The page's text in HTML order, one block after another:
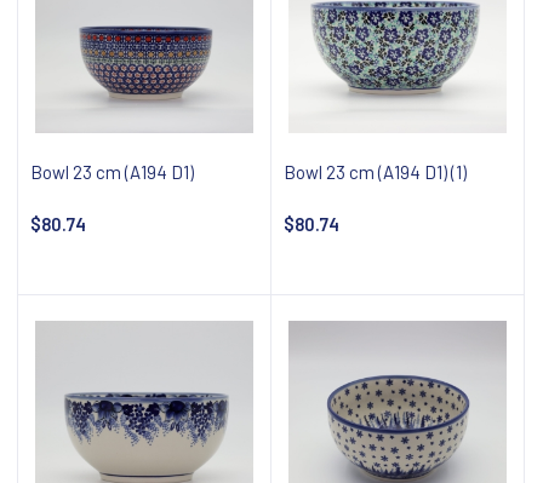
Bowl 23 cm (A194 D1)
$80.74
Bowl 23 cm (A194 D1) (1)
$80.74